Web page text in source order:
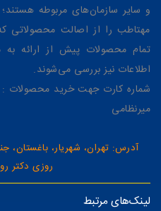
و سایر سازمان‌های مربوطه
مهتاطب را از اصالت محصولاتی
تمام محصولات پیش از ارائه
اطلاعات نیز بررسی می‌شوند.
میرنظامی
آدرس: تهران، شهریار، باغستان،
روزی دکتر
لینک‌های مرتبط